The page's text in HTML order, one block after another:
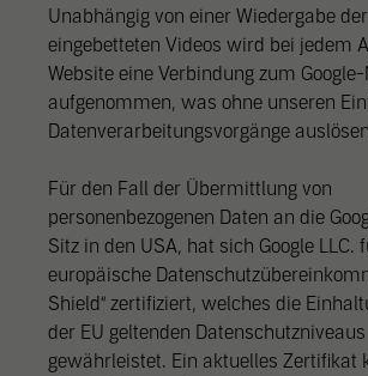
Unabhängig von einer Wiedergabe der
eingebetteten Videos wird bei jedem
Website eine Verbindung zum
aufgenommen, was ohne unseren
Datenverarbeitungsvorgänge
Für den Fall der Übermittlung von
personenbezogenen Daten an die
Sitz in den USA, hat sich Google LLC.
europäische
Shield“ zertifiziert, welches die
der EU geltenden Datenschutzniveaus
gewährleistet. Ein aktuelles Zertifikat